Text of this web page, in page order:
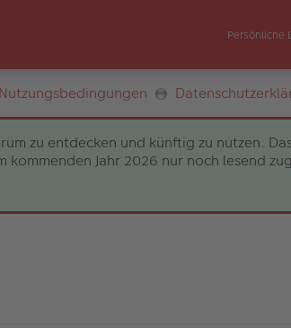
Persönliche
Nutzungsbedingungen
zu entdecken und künftig zu nutzen.
Jahr 2026 nur noch lesend